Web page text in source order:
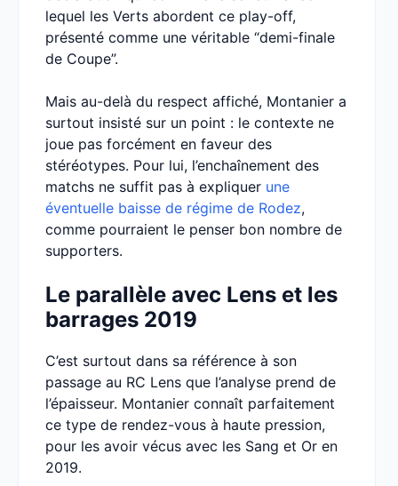
lequel les Verts abordent ce play-off,
présenté comme une véritable “demi-finale
de Coupe”.
Mais au-delà du respect affiché, Montanier a
surtout insisté sur un point : le contexte ne
joue pas forcément en faveur des
stéréotypes. Pour lui, l’enchaînement des
matchs ne suffit pas à expliquer une
éventuelle baisse de régime de Rodez,
comme pourraient le penser bon nombre de
supporters.
Le parallèle avec Lens et les
barrages 2019
C’est surtout dans sa référence à son
passage au RC Lens que l’analyse prend de
l’épaisseur. Montanier connaît parfaitement
ce type de rendez-vous à haute pression,
pour les avoir vécus avec les Sang et Or en
2019.